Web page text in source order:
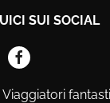
SUI SOCIAL
Viaggiatori